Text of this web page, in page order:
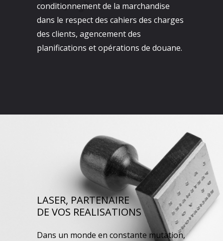
conditionnement de la marchandise
dans le respect des cahiers des charges
des clients, agencement des
planifications et opérations de douane.
LASER, PARTENAIRE
DE VOS REALISATIONS
Dans un monde en constante mutation,